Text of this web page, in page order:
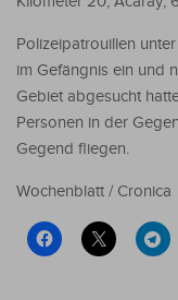
Polizeipatrouillen
im Gefängnis ein und
Gebiet abgesucht
Personen in der
Gegend fliegen.
Wochenblatt / Cronica